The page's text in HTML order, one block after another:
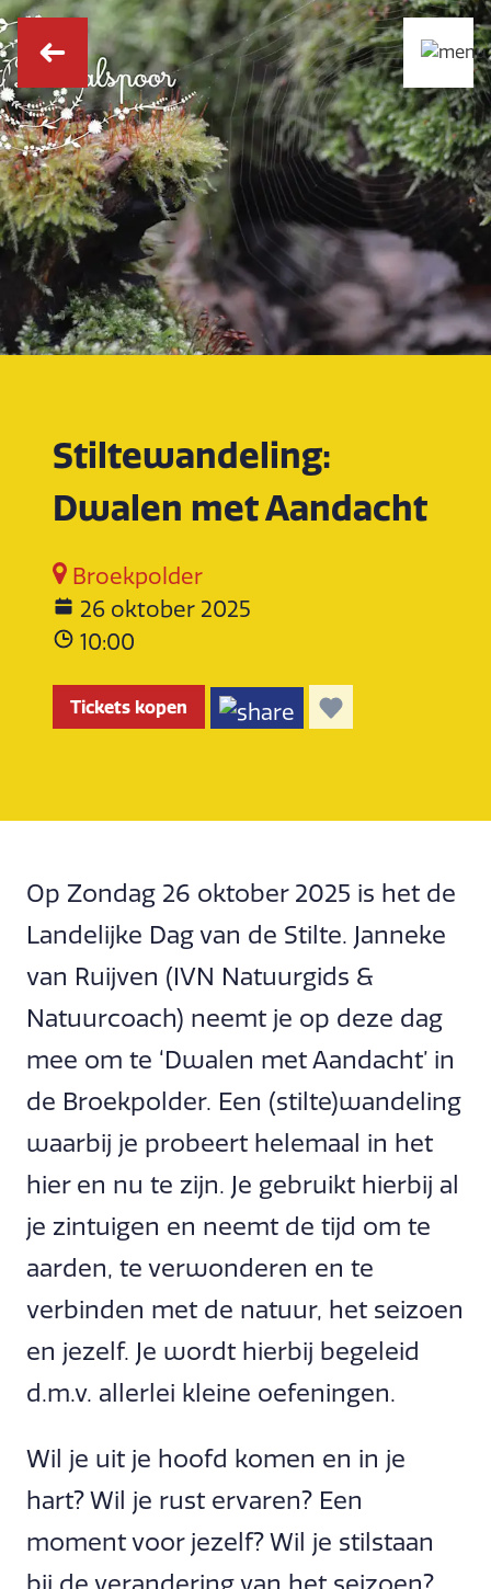
Stiltewandeling:
Dwalen met Aandacht
Broekpolder
26 oktober 2025
10:00
Tickets kopen
Op Zondag 26 oktober 2025 is het de
Landelijke Dag van de Stilte. Janneke
van Ruijven (IVN Natuurgids &
Natuurcoach) neemt je op deze dag
mee om te ‘Dwalen met Aandacht’ in
de Broekpolder. Een (stilte)wandeling
waarbij je probeert helemaal in het
hier en nu te zijn. Je gebruikt hierbij al
je zintuigen en neemt de tijd om te
aarden, te verwonderen en te
verbinden met de natuur, het seizoen
en jezelf. Je wordt hierbij begeleid
d.m.v. allerlei kleine oefeningen.
Wil je uit je hoofd komen en in je
hart? Wil je rust ervaren? Een
moment voor jezelf? Wil je stilstaan